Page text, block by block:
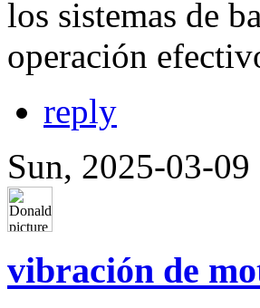
los sistemas de
operación
reply
Sun, 2025-03-
vibración de